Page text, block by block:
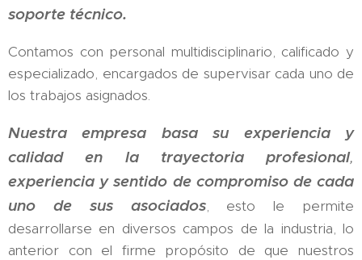
soporte técnico.
Contamos con personal multidisciplinario, calificado y
especializado, encargados de supervisar cada uno de
los trabajos asignados.
Nuestra empresa basa su experiencia y
calidad en la trayectoria profesional,
experiencia y sentido de compromiso de cada
uno de sus asociados, esto le permite
desarrollarse en diversos campos de la industria, lo
anterior con el firme propósito de que nuestros